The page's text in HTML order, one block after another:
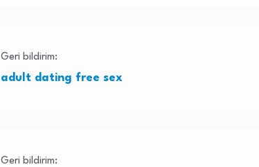
Geri bildirim:
adult dating free sex
Geri bildirim: